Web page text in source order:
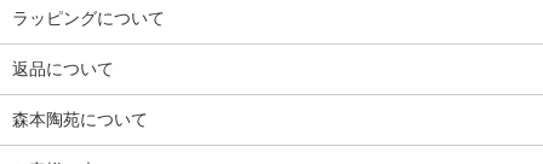
ラッピングについて
返品について
森本陶苑について